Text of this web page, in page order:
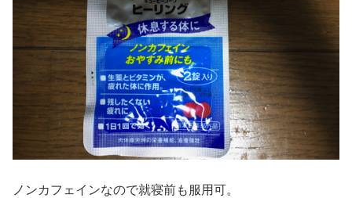
ノンカフェインなので就寝前も服用可。